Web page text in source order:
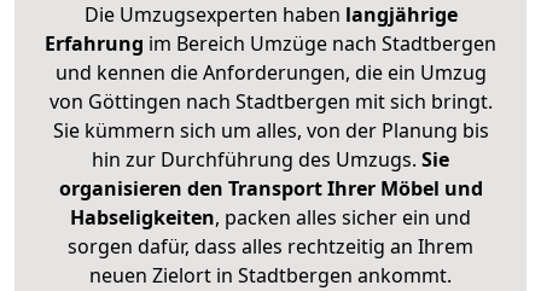
Die Umzugsexperten haben langjährige
Erfahrung im Bereich Umzüge nach Stadtbergen
und kennen die Anforderungen, die ein Umzug
von Göttingen nach Stadtbergen mit sich bringt.
Sie kümmern sich um alles, von der Planung bis
hin zur Durchführung des Umzugs. Sie
organisieren den Transport Ihrer Möbel und
Habseligkeiten, packen alles sicher ein und
sorgen dafür, dass alles rechtzeitig an Ihrem
neuen Zielort in Stadtbergen ankommt.